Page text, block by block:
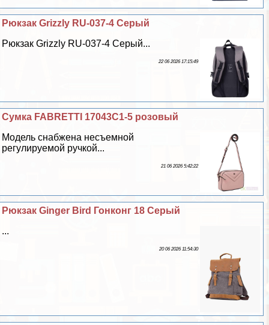
Рюкзак Grizzly RU-037-4 Серый
Рюкзак Grizzly RU-037-4 Серый...
22 06 2026 17:15:49
Сумка FABRETTI 17043С1-5 розовый
Модель снабжена несъемной
регулируемой ручкой...
21 06 2026 5:42:22
Рюкзак Ginger Bird Гонконг 18 Серый
...
20 06 2026 11:54:30